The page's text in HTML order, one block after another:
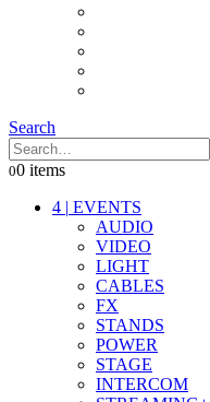
Search
00 items
4 | EVENTS
AUDIO
VIDEO
LIGHT
CABLES
FX
STANDS
POWER
STAGE
INTERCOM